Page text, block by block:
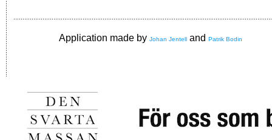
Application made by Johan Jentell and Patrik Bodin